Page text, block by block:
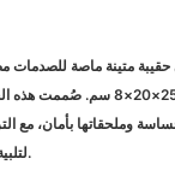
وملحقاتها بأمان، مع
لتلبية احتياجات العملاء المتنوعة.